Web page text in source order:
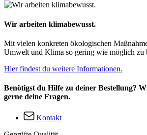
Wir arbeiten klimabewusst.
Mit vielen konkreten ökologischen
Umwelt und Klima so gering wie möglich zu
Hier findest du weitere Informationen.
Benötigst du Hilfe zu deiner Bestellung?
gerne deine Fragen.
Kontakt